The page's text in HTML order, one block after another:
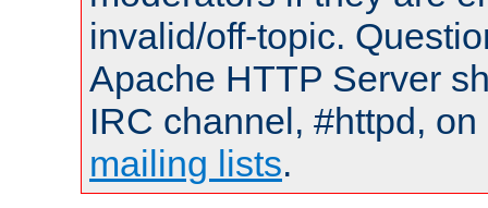
invalid/off-topic.
Apache HTTP Server
IRC channel, #httpd,
mailing lists.